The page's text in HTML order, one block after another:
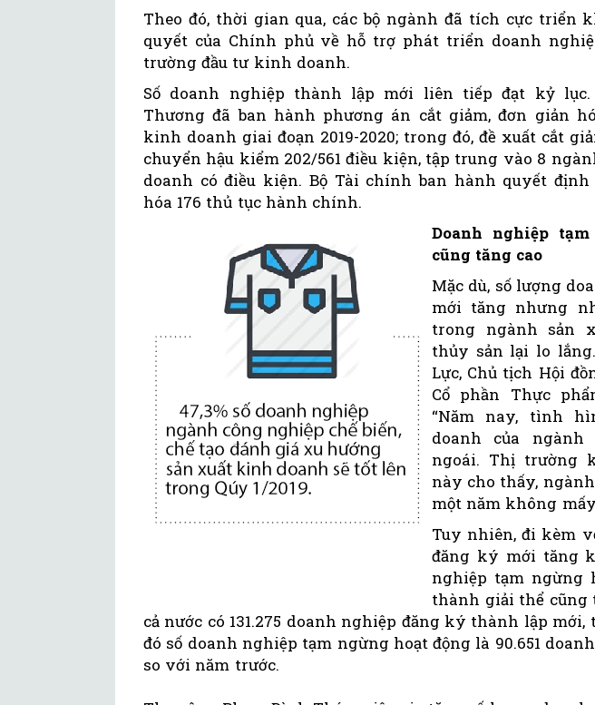
Theo đó, thời gian qua, các bộ ngành đã tích cực triển
quyết của Chính phủ về hỗ trợ phát triển doanh
trường đầu tư kinh doanh.
Số doanh nghiệp thành lập mới liên tiếp đạt kỷ lục.
Thương đã ban hành phương án cắt giảm, đơn giản
kinh doanh giai đoạn 2019-2020; trong đó, đề xuất cắt
chuyển hậu kiểm 202/561 điều kiện, tập trung vào 8
doanh có điều kiện. Bộ Tài chính ban hành quyết định
hóa 176 thủ tục hành chính.
Doanh nghiệp
cũng tăng cao
Mặc dù, số lượng
mới tăng nhưng
trong ngành sản
thủy sản lại lo
Lực, Chủ tịch Hội
Cổ phần Thực
“Năm nay, tình
doanh của
ngoái. Thị trường
này cho thấy,
một năm không
Tuy nhiên, đi kèm
đăng ký mới tăng
nghiệp tạm ngừng
thành giải thể cũng
cả nước có 131.275 doanh nghiệp đăng ký thành lập mới,
đó số doanh nghiệp tạm ngừng hoạt động là 90.651
so với năm trước.